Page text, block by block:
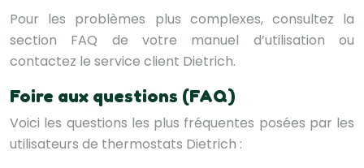
Pour les problèmes plus complexes, consultez la
section FAQ de votre manuel d’utilisation ou
contactez le service client Dietrich.
Foire aux questions (FAQ)
Voici les questions les plus fréquentes posées par les
utilisateurs de thermostats Dietrich :